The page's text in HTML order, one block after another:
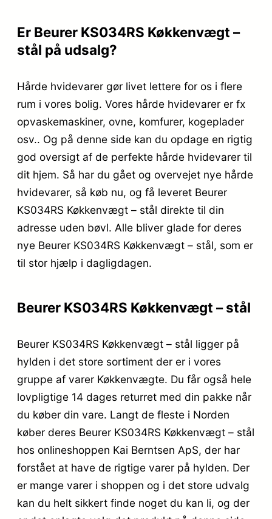
Er Beurer KS034RS Køkkenvægt –
stål på udsalg?
Hårde hvidevarer gør livet lettere for os i flere
rum i vores bolig. Vores hårde hvidevarer er fx
opvaskemaskiner, ovne, komfurer, kogeplader
osv.. Og på denne side kan du opdage en rigtig
god oversigt af de perfekte hårde hvidevarer til
dit hjem. Så har du gået og overvejet nye hårde
hvidevarer, så køb nu, og få leveret Beurer
KS034RS Køkkenvægt – stål direkte til din
adresse uden bøvl. Alle bliver glade for deres
nye Beurer KS034RS Køkkenvægt – stål, som er
til stor hjælp i dagligdagen.
Beurer KS034RS Køkkenvægt – stål
Beurer KS034RS Køkkenvægt – stål ligger på
hylden i det store sortiment der er i vores
gruppe af varer Køkkenvægte. Du får også hele
lovpligtige 14 dages returret med din pakke når
du køber din vare. Langt de fleste i Norden
køber deres Beurer KS034RS Køkkenvægt – stål
hos onlineshoppen Kai Berntsen ApS, der har
forstået at have de rigtige varer på hylden. Der
er mange varer i shoppen og i det store udvalg
kan du helt sikkert finde noget du kan li, og der